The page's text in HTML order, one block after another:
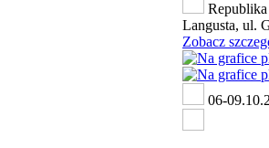
Republika
Langusta, ul.
Zobacz
06-